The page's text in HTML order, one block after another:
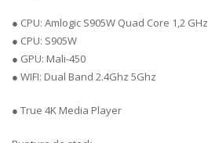
● CPU: Amlogic S905W Quad Core 1,2 GHz
● CPU: S905W
● GPU: Mali-450
● WIFI: Dual Band 2.4Ghz 5Ghz
● True 4K Media Player